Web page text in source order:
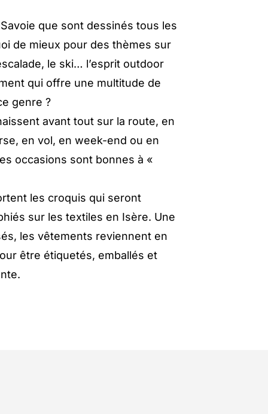
que sont dessinés tous les
de mieux pour des thèmes sur
le ski… l’esprit outdoor
qui offre une multitude de
genre ?
avant tout sur la route, en
en vol, en week-end ou en
occasions sont bonnes à «
les croquis qui seront
sur les textiles en Isère. Une
les vêtements reviennent en
être étiquetés, emballés et